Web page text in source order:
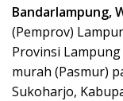
Bandarlampung,
(Pemprov)
Provinsi
murah (Pasmur)
Sukoharjo,